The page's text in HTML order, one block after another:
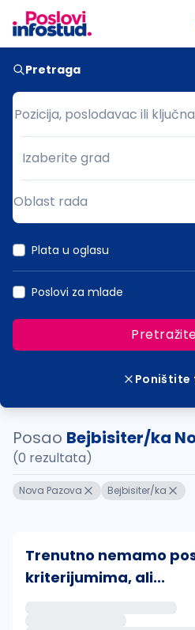
Pretraga
Pozicija, poslodavac ili
Pozicija, poslodavac ili
Grad
Izaberite grad
Oblast rada
Plata u oglasu
Poslovi za mlade
Poništite
Posao Bejbisiter/ka
(0 rezultata)
Nova Pazova Bejbisiter/ka
Trenutno nemamo
kriterijumima, ali...